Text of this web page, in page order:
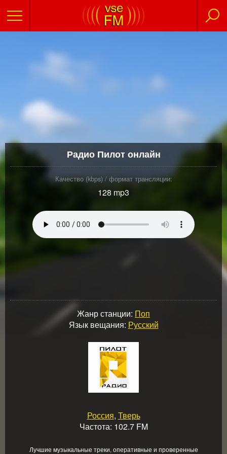
Радио Пилот онлайн
Качество (kbps) / формат трансляции:
128 mp3
Жанр станции: Поп
Язык вещания: Русский
Россия, Тверь
Частота: 102.7 FM
Лучшие музыкальные треки, оперативные и проверенные